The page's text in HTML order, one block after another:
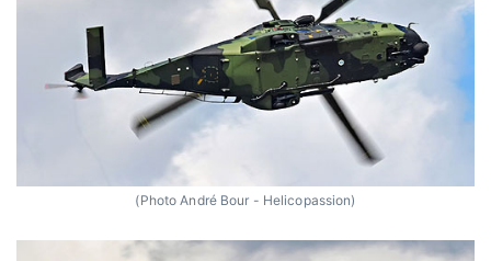
(Photo André Bour - Helicopassion)